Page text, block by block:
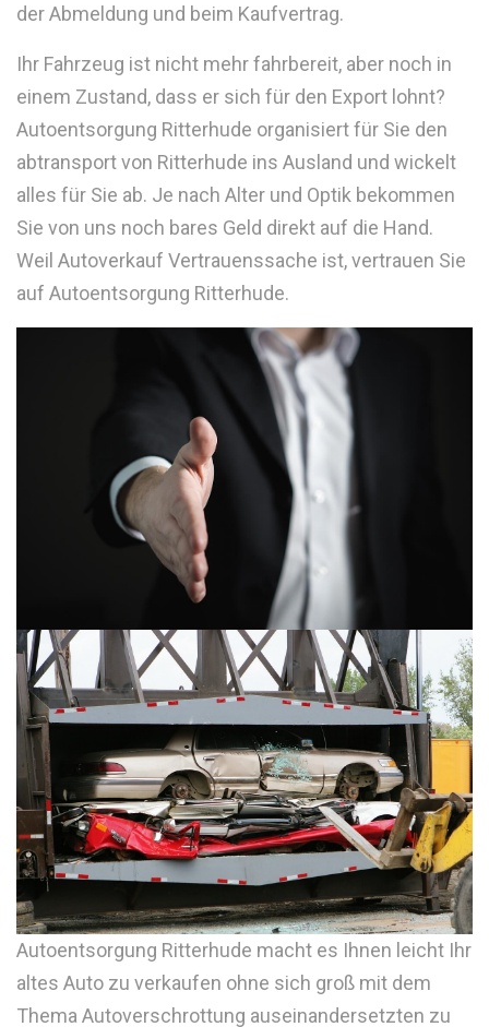
der Abmeldung und beim Kaufvertrag.
Ihr Fahrzeug ist nicht mehr fahrbereit, aber noch in
einem Zustand, dass er sich für den Export lohnt?
Autoentsorgung Ritterhude organisiert für Sie den
abtransport von Ritterhude ins Ausland und wickelt
alles für Sie ab. Je nach Alter und Optik bekommen
Sie von uns noch bares Geld direkt auf die Hand.
Weil Autoverkauf Vertrauenssache ist, vertrauen Sie
auf Autoentsorgung Ritterhude.
Autoentsorgung Ritterhude macht es Ihnen leicht Ihr
altes Auto zu verkaufen ohne sich groß mit dem
Thema Autoverschrottung auseinandersetzten zu